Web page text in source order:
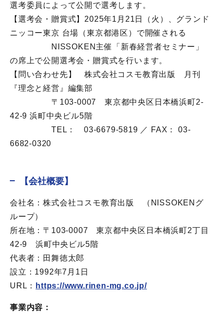
選考委員によって公開で選考します。
【選考会・贈賞式】2025年1月21日（火）、グランド
ニッコー東京 台場（東京都港区）で開催される
NISSOKEN主催「新春経営者セミナー」
の席上で公開選考会・贈賞式を行います。
【問い合わせ先】 株式会社コスモ教育出版 月刊
『理念と経営』編集部
〒103-0007 東京都中央区日本橋浜町2-
42-9 浜町中央ビル5階
TEL： 03-6679-5819 ／ FAX： 03-
6682-0320
【会社概要】
会社名：株式会社コスモ教育出版 （NISSOKENグ
ループ）
所在地：〒103-0007 東京都中央区日本橋浜町2丁目
42-9 浜町中央ビル5階
代表者：田舞徳太郎
設立：1992年7月1日
URL：
https://www.rinen-mg.co.jp/
事業内容：